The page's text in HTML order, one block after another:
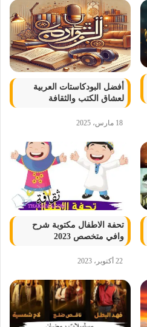
أفضل البودكاستات العربية
لعشاق الكتب والثقافة
18 مارس، 2025
تحفة الاطفال مكتوبة شرح
وافي متخصص 2023
22 أكتوبر، 2023